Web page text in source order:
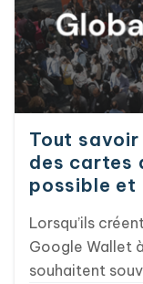
mises en page
la sortie d'iOS
Tout
des cartes
possible et
Lorsqu’ils
Google Wallet
souhaitent